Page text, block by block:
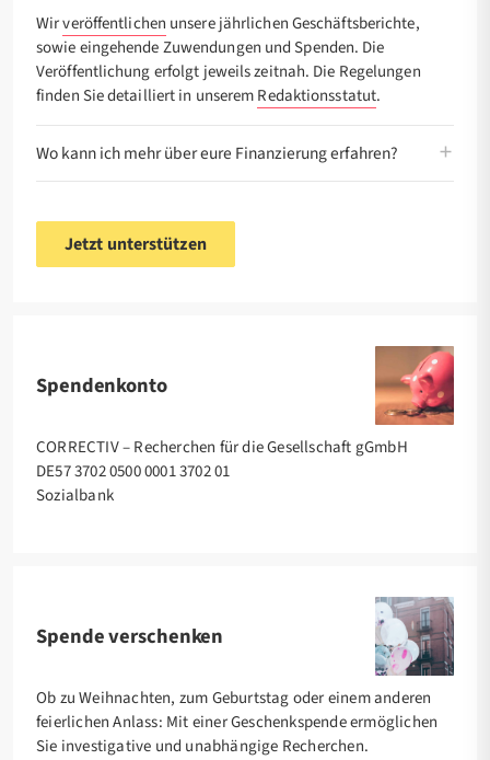
Wirveröffentlichen unsere jährlichen Geschäftsberichte,
sowie eingehende Zuwendungen und Spenden. Die
Veröffentlichung erfolgt jeweils zeitnah. Die Regelungen
finden Sie detailliert in unseremRedaktionsstatut.
Wo kann ich mehr über eure Finanzierung erfahren?
Jetzt unterstützen
Spendenkonto
CORRECTIV – Recherchen für die Gesellschaft gGmbH
DE57 3702 0500 0001 3702 01
Sozialbank
Spende verschenken
Ob zu Weihnachten, zum Geburtstag oder einem anderen
feierlichen Anlass: Mit einer Geschenkspende ermöglichen
Sie investigative und unabhängige Recherchen.